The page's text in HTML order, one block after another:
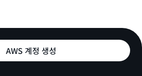
AWS 계정 생성